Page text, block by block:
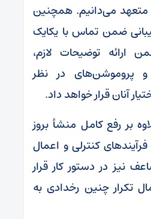
متعهد می‌دانیم. همچنین
ضمن تماس با یکایک
ارائه توضیحات لازم،
و پروموشن‌های در نظر
آنان قرار خواهد داد.
بر رفع کامل منشأ بروز
فرآیندهای کنترلی و اعمال
نیز در دستور کار قرار
تکرار چنین رخدادی به